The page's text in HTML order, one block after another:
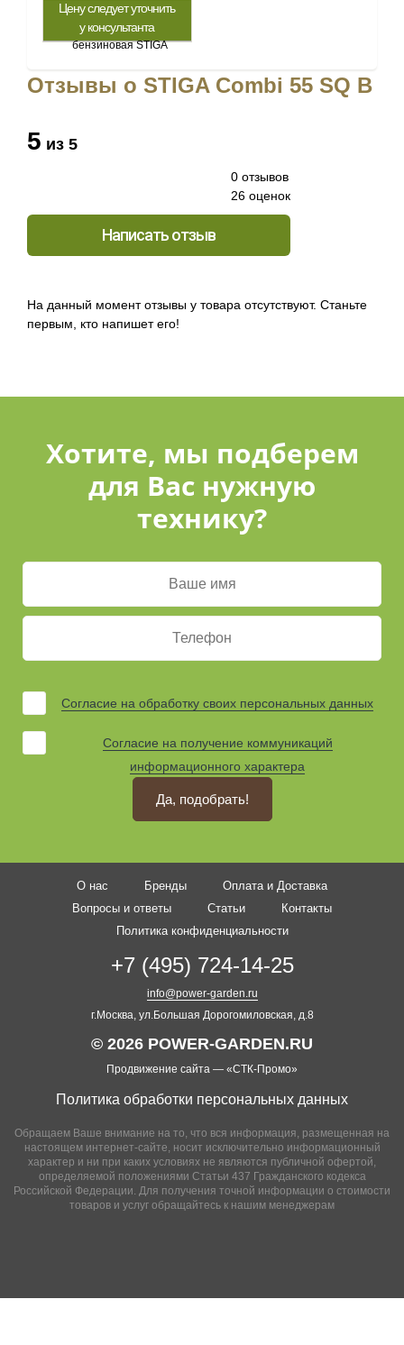
Цену следует уточнить
у консультанта
Отзывы о STIGA Combi 55 SQ B
5 из 5
0 отзывов
26 оценок
Написать отзыв
На данный момент отзывы у товара отсутствуют. Станьте
первым, кто напишет его!
Хотите, мы подберем
для Вас нужную
технику?
Согласие на обработку своих персональных данных
Согласие на получение коммуникаций
информационного характера
Да, подобрать!
О нас Бренды
Оплата и Доставка
Вопросы и ответы
Статьи
Контакты
Политика конфиденциальности
+7 (495) 724-14-25
info@power-garden.ru
г.Москва, ул.Большая Дорогомиловская, д.8
Обращаем Ваше внимание на то, что вся информация, размещенная на
настоящем интернет-сайте, носит исключительно информационный
характер и ни при каких условиях не являются публичной офертой,
определяемой положениями Статьи 437 Гражданского кодекса
Российской Федерации. Для получения точной информации о стоимости
товаров и услуг обращайтесь к нашим менеджерам
© 2026 POWER-GARDEN.RU
Продвижение сайта — «СТК-Промо»
Политика обработки персональных данных